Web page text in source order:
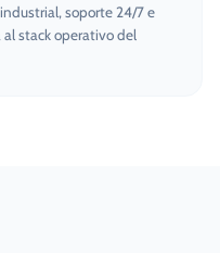
soporte 24/7 e
stack operativo del